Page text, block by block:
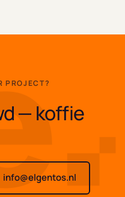
PROJECT?
— koffie
info@elgentos.nl